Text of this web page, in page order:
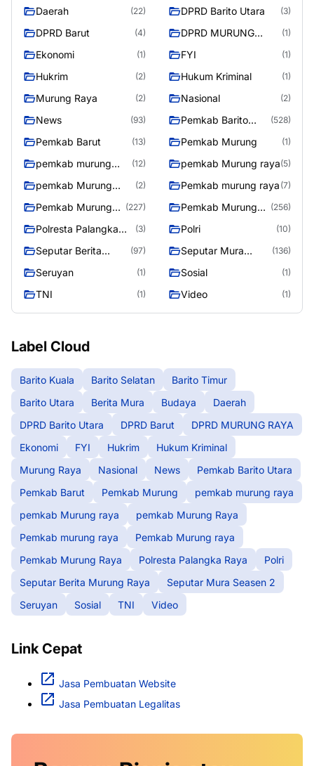
Daerah (22) DPRD Barito Utara (3)
DPRD Barut (4)
DPRD MURUNG
(1)
Ekonomi (1) FYI (1)
Hukrim (2) Hukum Kriminal (1)
Murung Raya (2) Nasional (2)
News (93)
Pemkab Barito
(528)
Pemkab Barut (13) Pemkab Murung (1)
pemkab murung
(12) pemkab Murung raya(5)
pemkab Murung
(2) Pemkab murung raya (7)
Pemkab Murung
(227)
Pemkab Murung
(256)
Polresta Palangka
(3) Polri (10)
Seputar Berita
(97)
Seputar Mura
(136)
Seruyan (1) Sosial (1)
TNI (1) Video (1)
Label Cloud
Barito Kuala Barito Selatan
Barito Timur
Barito Utara
Berita Mura Budaya
Daerah
DPRD Barito Utara
DPRD Barut
DPRD MURUNG RAYA
Ekonomi
FYI Hukrim
Hukum Kriminal
Murung Raya
Nasional News
Pemkab Barito Utara
Pemkab Barut
Pemkab Murung
pemkab murung raya
pemkab Murung raya
pemkab Murung Raya
Pemkab murung raya
Pemkab Murung raya
Pemkab Murung Raya
Polresta Palangka Raya
Polri
Seputar Berita Murung Raya
Seputar Mura Seasen 2
Seruyan
Sosial TNI Video
Link Cepat
Jasa Pembuatan Website
Jasa Pembuatan Legalitas